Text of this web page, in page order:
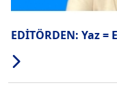
EDİTÖRDEN: Yaz =